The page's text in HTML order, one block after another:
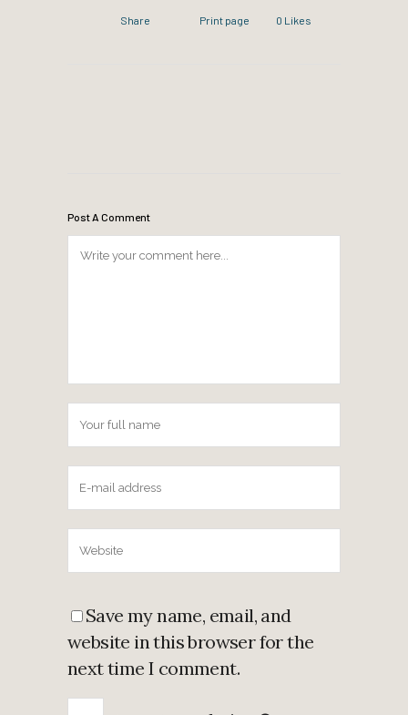
Share Print page 0 Likes
Post A Comment
Save my name, email, and
website in this browser for the
next time I comment.